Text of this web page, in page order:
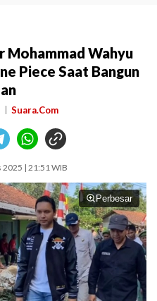
Mohammad Wahyu
Piece Saat Bangun
Suara.Com
2025 | 21:51 WIB
Perbesar